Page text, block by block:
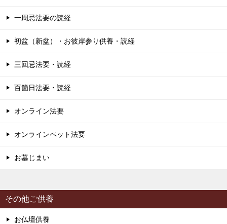
一周忌法要の読経
初盆（新盆）・お彼岸参り供養・読経
三回忌法要・読経
百箇日法要・読経
オンライン法要
オンラインペット法要
お墓じまい
その他ご供養
お仏壇供養